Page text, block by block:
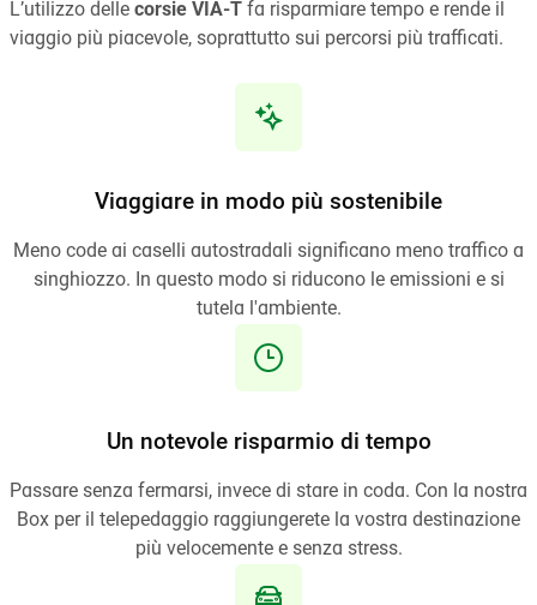
L’utilizzo delle corsie VIA-T fa risparmiare tempo e rende il
viaggio più piacevole, soprattutto sui percorsi più trafficati.
Viaggiare in modo più sostenibile
Meno code ai caselli autostradali significano meno traffico a
singhiozzo. In questo modo si riducono le emissioni e si
tutela l'ambiente.
Un notevole risparmio di tempo
Passare senza fermarsi, invece di stare in coda. Con la nostra
Box per il telepedaggio raggiungerete la vostra destinazione
più velocemente e senza stress.